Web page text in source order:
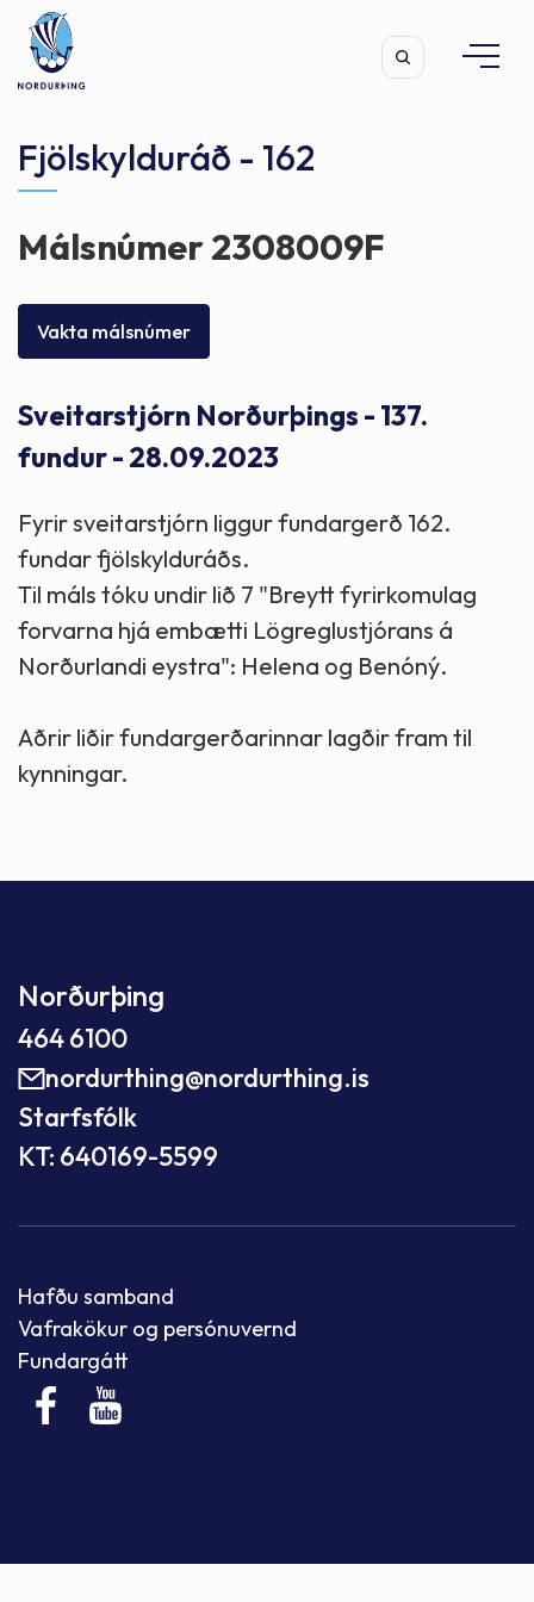
Leita
Fjölskylduráð - 162
Málsnúmer 2308009F
Vakta málsnúmer
Sveitarstjórn Norðurþings - 137.
fundur - 28.09.2023
Fyrir sveitarstjórn liggur fundargerð 162.
fundar fjölskylduráðs.
Til máls tóku undir lið 7 "Breytt fyrirkomulag
forvarna hjá embætti Lögreglustjórans á
Norðurlandi eystra": Helena og Benóný.
Aðrir liðir fundargerðarinnar lagðir fram til
kynningar.
Norðurþing
464 6100
nordurthing@nordurthing.is
Starfsfólk
KT: 640169-5599
Hafðu samband
Vafrakökur og persónuvernd
Fundargátt